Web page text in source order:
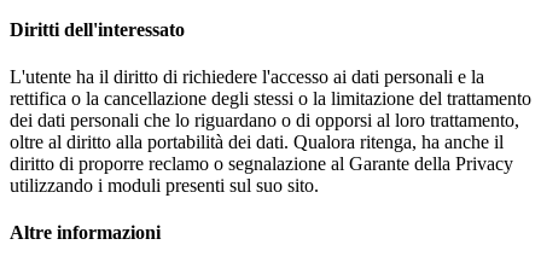
Diritti dell'interessato
L'utente ha il diritto di richiedere l'accesso ai dati personali e la
rettifica o la cancellazione degli stessi o la limitazione del trattamento
dei dati personali che lo riguardano o di opporsi al loro trattamento,
oltre al diritto alla portabilità dei dati. Qualora ritenga, ha anche il
diritto di proporre reclamo o segnalazione al Garante della Privacy
utilizzando i moduli presenti sul suo sito.
Altre informazioni